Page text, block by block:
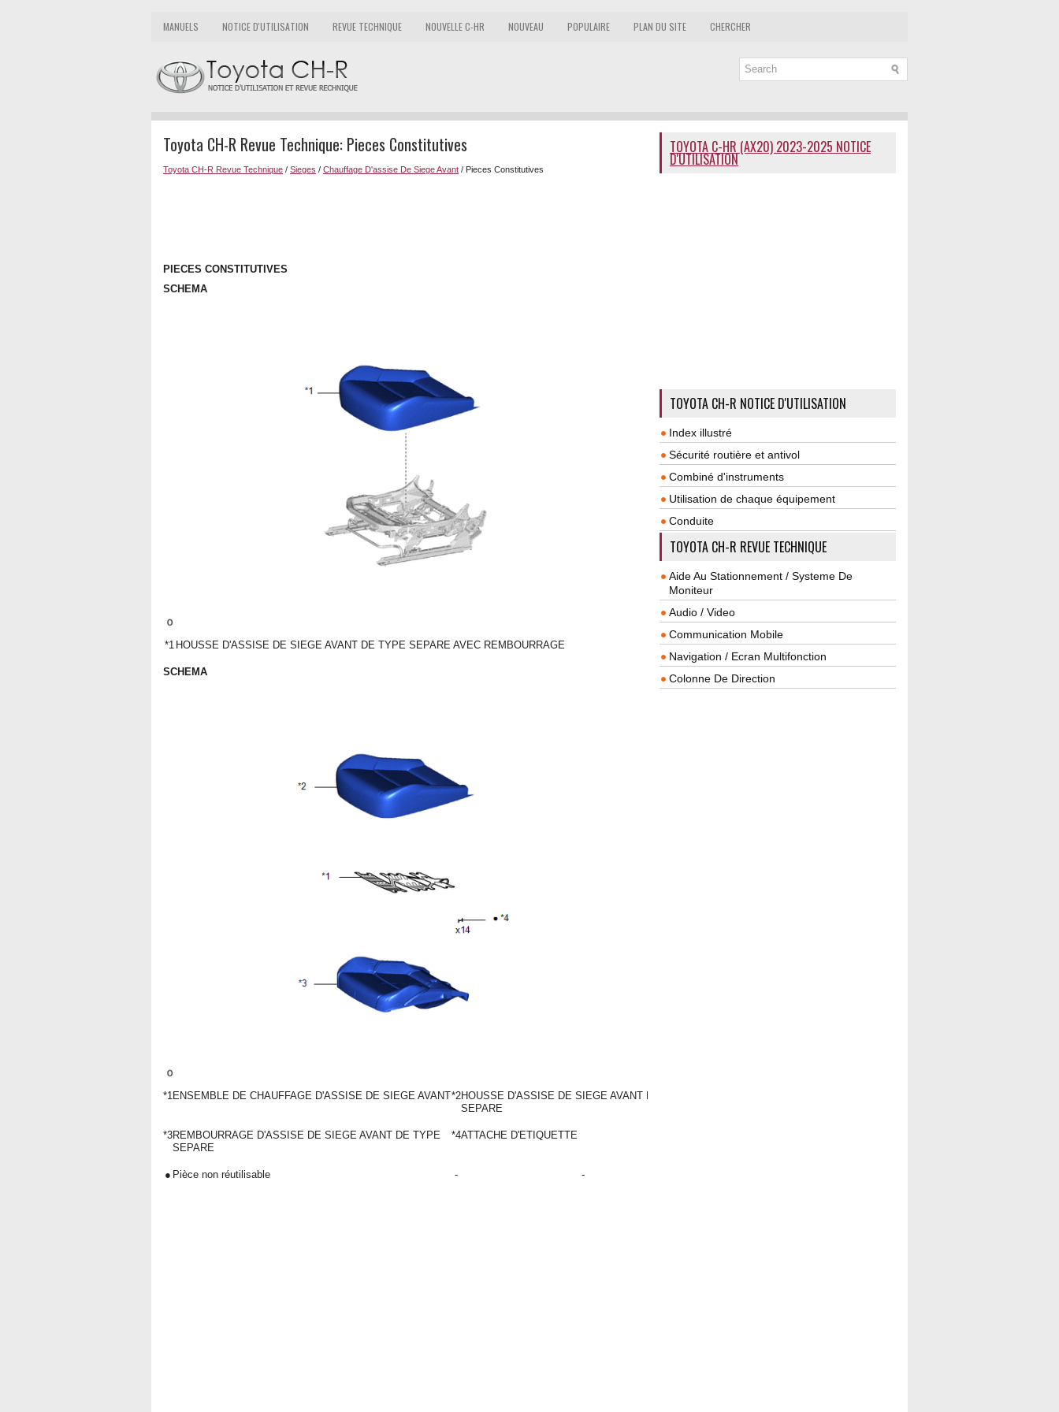
MANUELS NOTICE D'UTILISATION REVUE TECHNIQUE NOUVELLE C-HR NOUVEAU POPULAIRE PLAN DU SITE CHERCHER
Toyota CH-R Revue Technique: Pieces Constitutives
Toyota CH-R Revue Technique / Sieges / Chauffage D'assise De Siege Avant / Pieces Constitutives
PIECES CONSTITUTIVES
SCHEMA
*1 HOUSSE D'ASSISE DE SIEGE AVANT DE TYPE SEPARE AVEC REMBOURRAGE --
SCHEMA
*1ENSEMBLE DE CHAUFFAGE D'ASSISE DE SIEGE AVANT*2HOUSSE D'ASSISE DE SIEGE AVANT DE TYPE
SEPARE
*3REMBOURRAGE D'ASSISE DE SIEGE AVANT DE TYPE
SEPARE
*4ATTACHE D'ETIQUETTE
● Pièce non réutilisable - -
TOYOTA C-HR (AX20) 2023-2025 NOTICE
D'UTILISATION
TOYOTA CH-R NOTICE D'UTILISATION
Index illustré
Sécurité routière et antivol
Combiné d'instruments
Utilisation de chaque équipement
Conduite
TOYOTA CH-R REVUE TECHNIQUE
Aide Au Stationnement / Systeme De
Moniteur
Audio / Video
Communication Mobile
Navigation / Ecran Multifonction
Colonne De Direction